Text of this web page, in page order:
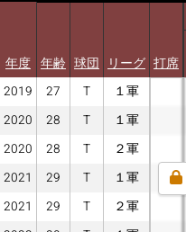
年度 年齢 球団 リーグ 打席
2019
27 T
１軍
2020
28 T
１軍
2020
28 T
２軍
2021
29 T
１軍
2021
29 T
２軍